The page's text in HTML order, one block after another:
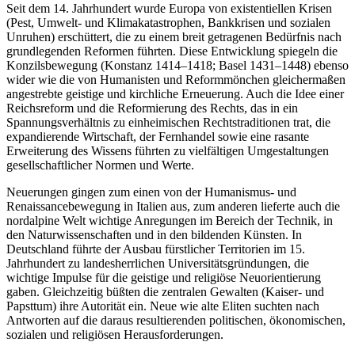
Seit dem 14. Jahrhundert wurde Europa von existentiellen Krisen
(Pest, Umwelt- und Klimakatastrophen, Bankkrisen und sozialen
Unruhen) erschüttert, die zu einem breit getragenen Bedürfnis nach
grundlegenden Reformen führten. Diese Entwicklung spiegeln die
Konzilsbewegung (Konstanz 1414–1418; Basel 1431–1448) ebenso
wider wie die von Humanisten und Reformmönchen gleichermaßen
angestrebte geistige und kirchliche Erneuerung. Auch die Idee einer
Reichsreform und die Reformierung des Rechts, das in ein
Spannungsverhältnis zu einheimischen Rechtstraditionen trat, die
expandierende Wirtschaft, der Fernhandel sowie eine rasante
Erweiterung des Wissens führten zu vielfältigen Umgestaltungen
gesellschaftlicher Normen und Werte.
Neuerungen gingen zum einen von der Humanismus- und
Renaissancebewegung in Italien aus, zum anderen lieferte auch die
nordalpine Welt wichtige Anregungen im Bereich der Technik, in
den Naturwissenschaften und in den bildenden Künsten. In
Deutschland führte der Ausbau fürstlicher Territorien im 15.
Jahrhundert zu landesherrlichen Universitätsgründungen, die
wichtige Impulse für die geistige und religiöse Neuorientierung
gaben. Gleichzeitig büßten die zentralen Gewalten (Kaiser- und
Papsttum) ihre Autorität ein. Neue wie alte Eliten suchten nach
Antworten auf die daraus resultierenden politischen, ökonomischen,
sozialen und religiösen Herausforderungen.